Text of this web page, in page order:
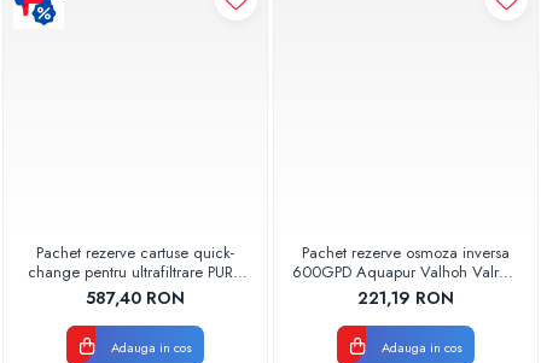
Pachet rezerve cartuse quick-
change pentru ultrafiltrare PUR4
Aquapur Valhoh Valrom
recomandat pentru 12 luni cu
membrana
587,40 RON
Adauga in cos
Pachet rezerve osmoza inversa
600GPD Aquapur Valhoh Valrom
recomandat pentru 6 luni fara
membrana
221,19 RON
Adauga in cos